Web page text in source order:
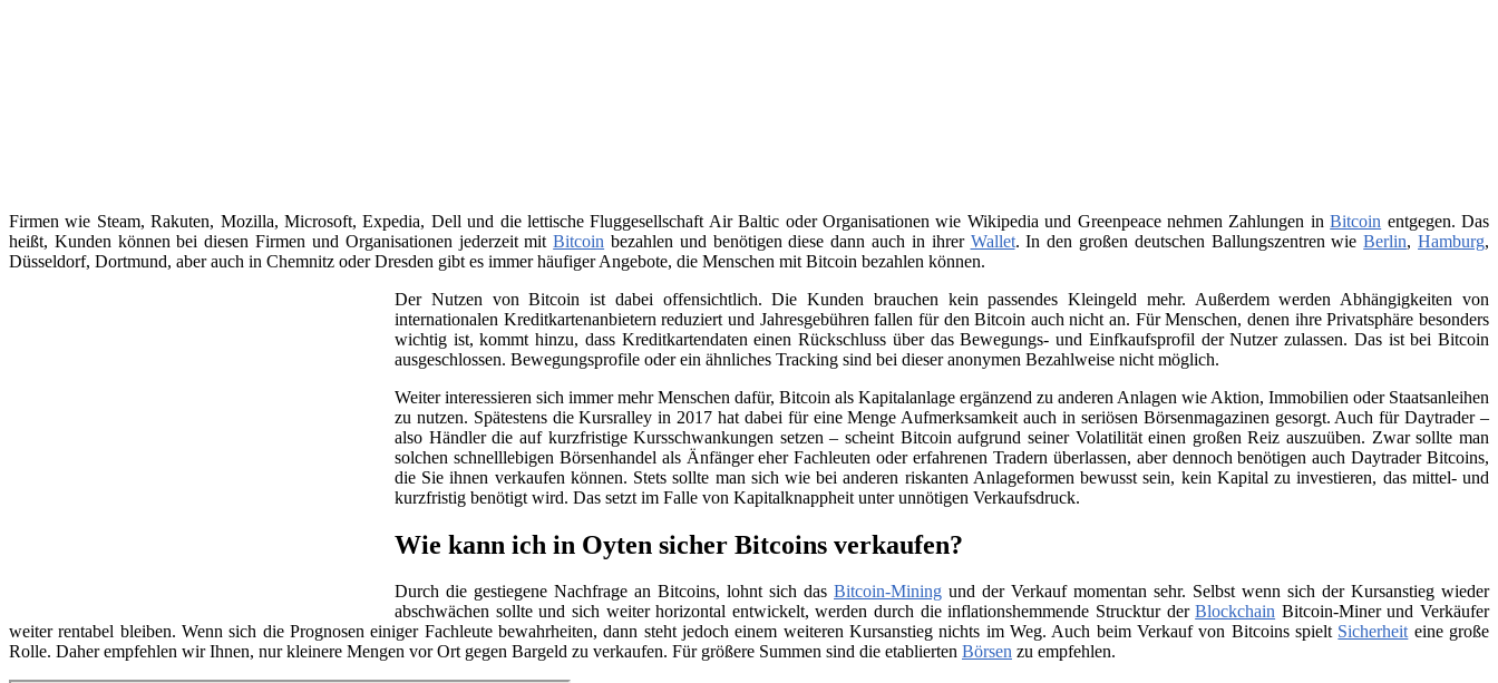
Firmen wie Steam, Rakuten, Mozilla, Microsoft, Expedia, Dell und die lettische Fluggesellschaft Air Baltic oder Organisationen wie Wikipedia und Greenpeace nehmen Zahlungen inBitcoin entgegen. Das
heißt, Kunden können bei diesen Firmen und Organisationen jederzeit mitBitcoin bezahlen und benötigen diese dann auch in ihrer Wallet. In den großen deutschen Ballungszentren wieBerlin,Hamburg,
Düsseldorf, Dortmund, aber auch in Chemnitz oder Dresden gibt es immer häufiger Angebote, die Menschen mit Bitcoin bezahlen können.
Der Nutzen von Bitcoin ist dabei offensichtlich. Die Kunden brauchen kein passendes Kleingeld mehr. Außerdem werden Abhängigkeiten von
internationalen Kreditkartenanbietern reduziert und Jahresgebühren fallen für den Bitcoin auch nicht an. Für Menschen, denen ihre Privatsphäre besonders
wichtig ist, kommt hinzu, dass Kreditkartendaten einen Rückschluss über das Bewegungs- und Einfkaufsprofil der Nutzer zulassen. Das ist bei Bitcoin
ausgeschlossen. Bewegungsprofile oder ein ähnliches Tracking sind bei dieser anonymen Bezahlweise nicht möglich.
Weiter interessieren sich immer mehr Menschen dafür, Bitcoin als Kapitalanlage ergänzend zu anderen Anlagen wie Aktion, Immobilien oder Staatsanleihen
zu nutzen. Spätestens die Kursralley in 2017 hat dabei für eine Menge Aufmerksamkeit auch in seriösen Börsenmagazinen gesorgt. Auch für Daytrader –
also Händler die auf kurzfristige Kursschwankungen setzen – scheint Bitcoin aufgrund seiner Volatilität einen großen Reiz auszuüben. Zwar sollte man
solchen schnelllebigen Börsenhandel als Änfänger eher Fachleuten oder erfahrenen Tradern überlassen, aber dennoch benötigen auch Daytrader Bitcoins,
die Sie ihnen verkaufen können. Stets sollte man sich wie bei anderen riskanten Anlageformen bewusst sein, kein Kapital zu investieren, das mittel- und
kurzfristig benötigt wird. Das setzt im Falle von Kapitalknappheit unter unnötigen Verkaufsdruck.
Wie kann ich in Oyten sicher Bitcoins verkaufen?
Durch die gestiegene Nachfrage an Bitcoins, lohnt sich das Bitcoin-Mining und der Verkauf momentan sehr. Selbst wenn sich der Kursanstieg wieder
abschwächen sollte und sich weiter horizontal entwickelt, werden durch die inflationshemmende Strucktur derBlockchain Bitcoin-Miner und Verkäufer
weiter rentabel bleiben. Wenn sich die Prognosen einiger Fachleute bewahrheiten, dann steht jedoch einem weiteren Kursanstieg nichts im Weg. Auch beim Verkauf von Bitcoins spielt Sicherheiteine große
Rolle. Daher empfehlen wir Ihnen, nur kleinere Mengen vor Ort gegen Bargeld zu verkaufen. Für größere Summen sind die etablierten Börsen zu empfehlen.